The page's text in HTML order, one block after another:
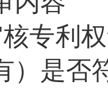
核专利
）是否